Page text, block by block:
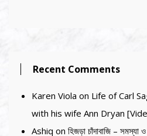
Recent Comments
Karen Viola on Life of Carl
with his wife Ann Dryan
Ashiq on হিজড়া চাঁদাবাজি – সমস্যা